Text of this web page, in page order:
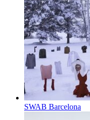
SWAB Barcelona